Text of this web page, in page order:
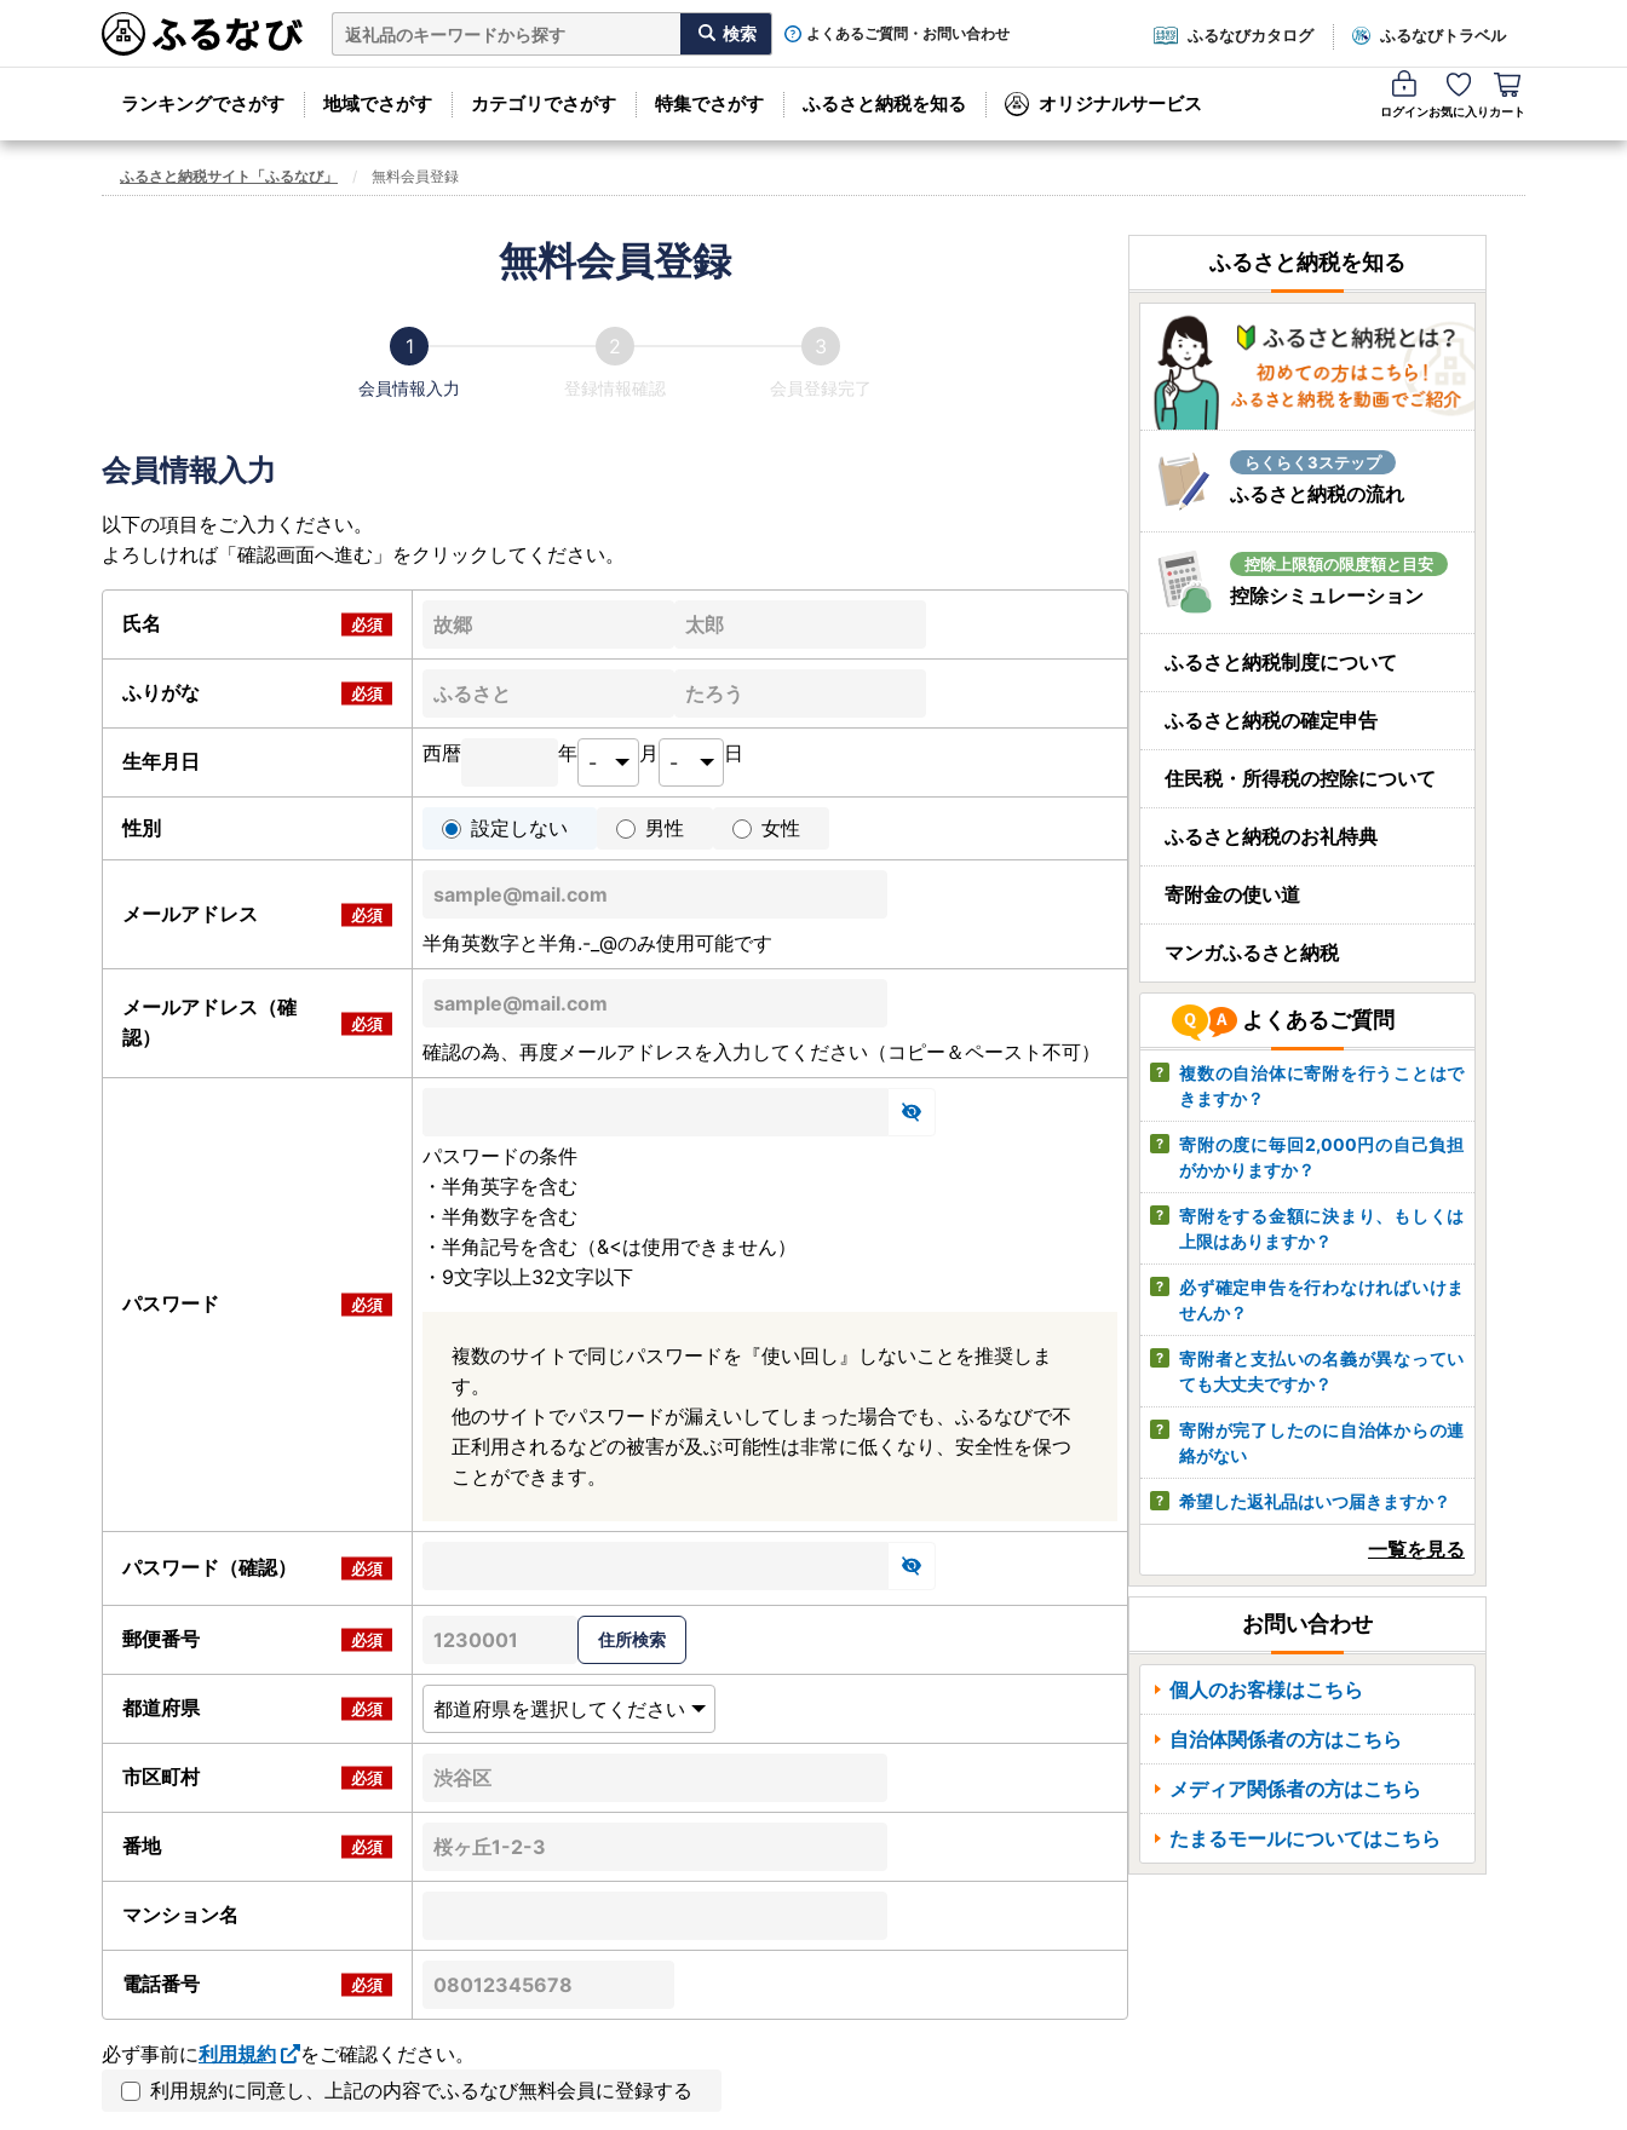
よくあるご質問・お問い合わせ ふるなびカタログ ふるなびトラベル
ランキングでさがす 地域でさがす カテゴリでさがす 特集でさがす ふるさと納税を知る オリジナルサービス ログインお気に入り カート
ふるさと納税サイト「ふるなび」 無料会員登録
無料会員登録
会員情報入力 登録情報確認 会員登録完了
会員情報入力
以下の項目をご入力ください。
よろしければ「確認画面へ進む」をクリックしてください。
氏名
ふりがな
生年月日 西暦 年 月 日
性別 設定しない 男性 女性
メールアドレス
半角英数字と半角.-_@のみ使用可能です
メールアドレス（確
認）
確認の為、再度メールアドレスを入力してください（コピー＆ペースト不可）
パスワード
パスワードの条件
・半角英字を含む
・半角数字を含む
・半角記号を含む（&<は使用できません）
・9文字以上32文字以下
複数のサイトで同じパスワードを『使い回し』しないことを推奨しま
す。
他のサイトでパスワードが漏えいしてしまった場合でも、ふるなびで不
正利用されるなどの被害が及ぶ可能性は非常に低くなり、安全性を保つ
ことができます。
パスワード（確認）
郵便番号
都道府県
市区町村
番地
マンション名
電話番号
必ず事前に利用規約
をご確認ください。
利用規約に同意し、上記の内容でふるなび無料会員に登録する
ふるさと納税を知る
らくらく3ステップ
ふるさと納税の流れ
控除上限額の限度額と目安
控除シミュレーション
ふるさと納税制度について
ふるさと納税の確定申告
住民税・所得税の控除について
ふるさと納税のお礼特典
寄附金の使い道
マンガふるさと納税
よくあるご質問
複数の自治体に寄附を行うことはで
きますか？
寄附の度に毎回2,000円の自己負担
がかかりますか？
寄附をする金額に決まり、もしくは
上限はありますか？
必ず確定申告を行わなければいけま
せんか？
寄附者と支払いの名義が異なってい
ても大丈夫ですか？
寄附が完了したのに自治体からの連
絡がない
希望した返礼品はいつ届きますか？
一覧を見る
お問い合わせ
個人のお客様はこちら
自治体関係者の方はこちら
メディア関係者の方はこちら
たまるモールについてはこちら